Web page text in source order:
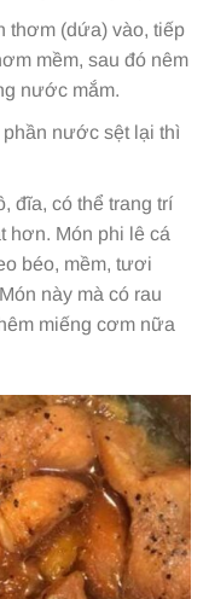
thơm (dứa) vào, tiếp
mềm, sau đó nêm
nước mắm.
nước sệt lại thì
đĩa, có thể trang trí
hơn. Món phi lê cá
béo, mềm, tươi
này mà có rau
miếng cơm nữa